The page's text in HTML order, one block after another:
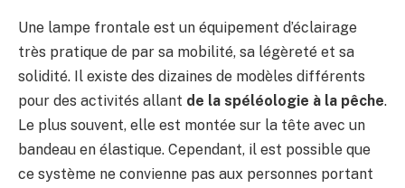
Une lampe frontale est un équipement d’éclairage
très pratique de par sa mobilité, sa légèreté et sa
solidité. Il existe des dizaines de modèles différents
pour des activités allant de la spéléologie à la pêche.
Le plus souvent, elle est montée sur la tête avec un
bandeau en élastique. Cependant, il est possible que
ce système ne convienne pas aux personnes portant